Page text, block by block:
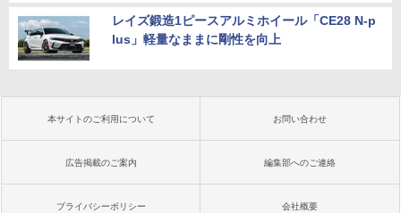
レイズ鍛造1ピースアルミホイール「CE28 N-p
lus」軽量なままに剛性を向上
本サイトのご利用について お問い合わせ
広告掲載のご案内 編集部へのご連絡
プライバシーポリシー 会社概要